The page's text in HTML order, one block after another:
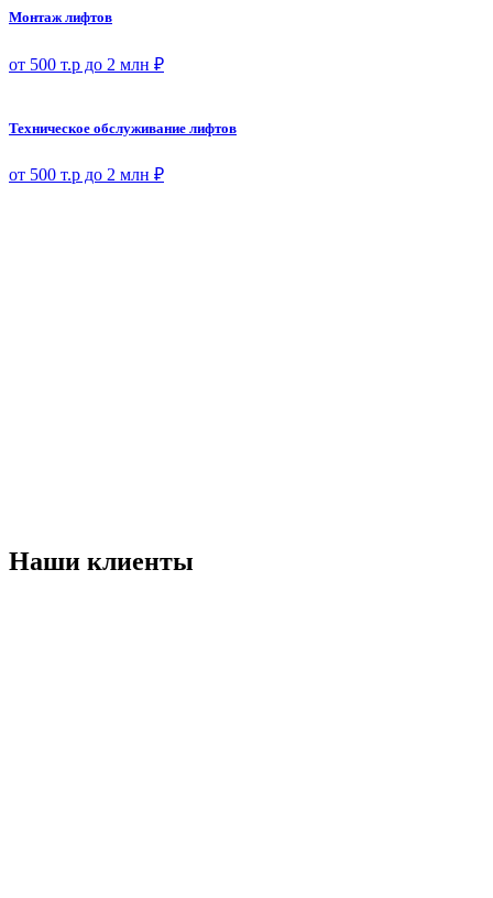
Монтаж лифтов
от 500 т.р до 2 млн ₽
Техническое обслуживание лифтов
от 500 т.р до 2 млн ₽
Наши клиенты